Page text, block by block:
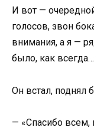
И вот —
голосов, звон
внимания, а я —
было, как всегда…
Он встал, поднял
— «Спасибо всем,